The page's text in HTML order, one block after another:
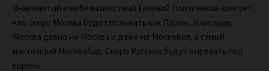
Знаменитый и небезызвестный Евгений Понасенков вангует,
что скоро Москва будет полыхать как Париж. И он прав,
Москва давно не Москва и даже не Московия, а самый
настоящий Москвабад. Скоро Русских будут вырезать под
корень.